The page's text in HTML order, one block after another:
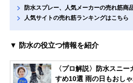
防水スプレー、人気メーカーの売れ筋商
人気サイトの売れ筋ランキングはこちら
▼ 防水の役立つ情報を紹介
〈プロ解説〉防水スニ
すめ10選 雨の日もおし